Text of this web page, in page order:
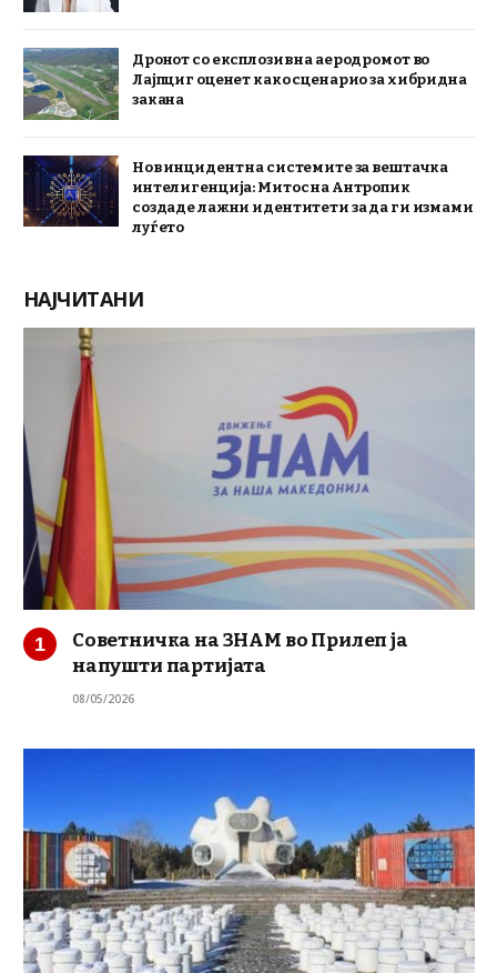
Дронот со експлозив на аеродромот во
Лајпциг оценет како сценарио за хибридна
закана
Нов инцидент на системите за вештачка
интелигенција: Митос на Антропик
создаде лажни идентитети за да ги измами
луѓето
НАЈЧИТАНИ
Советничка на ЗНАМ во Прилеп ја
напушти партијата
08/05/2026